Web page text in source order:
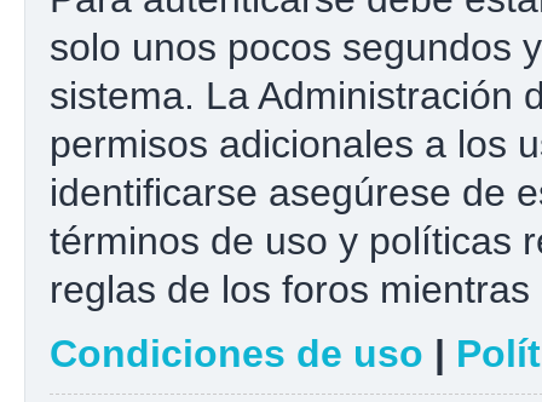
solo unos pocos segundos
sistema. La Administración
permisos adicionales a los
identificarse asegúrese de
términos de uso y políticas
reglas de los foros
Condiciones de uso |